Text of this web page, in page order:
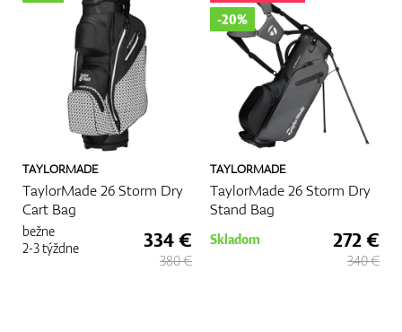
TAYLORMADE
TaylorMade 26 Storm Dry
Cart Bag
bežne
2-3 týždne
334 €
380 €
TAYLORMADE
TaylorMade 26 Storm Dry
Stand Bag
-20%
Skladom 272 €
340 €